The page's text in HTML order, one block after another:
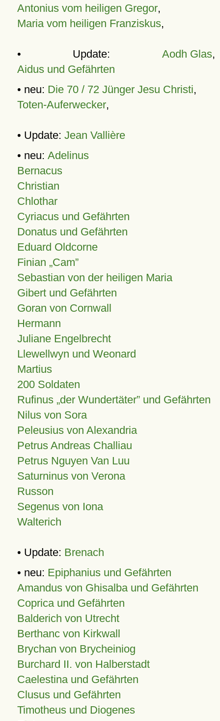
Antonius vom heiligen Gregor,
Maria vom heiligen Franziskus,
• Update: Aodh Glas,
Aidus und Gefährten
• neu: Die 70 / 72 Jünger Jesu Christi,
Toten-Auferwecker,
• Update: Jean Vallière
• neu: Adelinus
Bernacus
Christian
Chlothar
Cyriacus und Gefährten
Donatus und Gefährten
Eduard Oldcorne
Finian Cam
Sebastian von der heiligen Maria
Gibert und Gefährten
Goran von Cornwall
Hermann
Juliane Engelbrecht
Llewellwyn und Weonard
Martius
200 Soldaten
Rufinus „der Wundertäter” und Gefährten
Nilus von Sora
Peleusius von Alexandria
Petrus Andreas Challiau
Petrus Nguyen Van Luu
Saturninus von Verona
Russon
Segenus von Iona
Walterich
• Update: Brenach
• neu: Epiphanius und Gefährten
Amandus von Ghisalba und Gefährten
Coprica und Gefährten
Balderich von Utrecht
Berthanc von Kirkwall
Brychan von Brycheiniog
Burchard II. von Halberstadt
Caelestina und Gefährten
Clusus und Gefährten
Timotheus und Diogenes